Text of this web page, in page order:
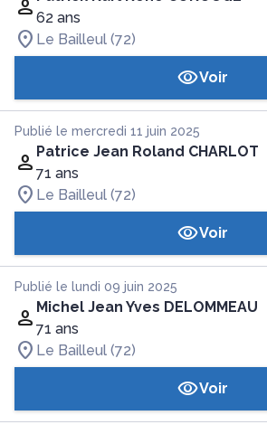
62 ans
Le Bailleul (72)
Voir
Publié le mercredi 11 juin 2025
Patrice Jean Roland CHARLOT
71 ans
Le Bailleul (72)
Voir
Publié le lundi 09 juin 2025
Michel Jean Yves DELOMMEAU
71 ans
Le Bailleul (72)
Voir